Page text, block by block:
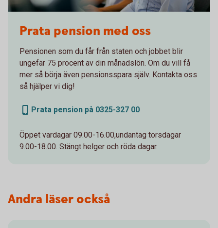
Prata pension med oss
Pensionen som du får från staten och jobbet blir
ungefär 75 procent av din månadslön. Om du vill få
mer så börja även pensionsspara själv. Kontakta oss
så hjälper vi dig!
Prata pension på 0325-327 00
Öppet vardagar 09.00-16.00,undantag torsdagar
9.00-18.00. Stängt helger och röda dagar.
Andra läser också